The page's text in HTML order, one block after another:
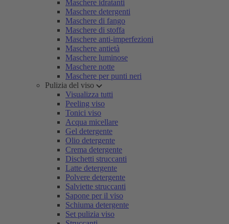
Maschere idratanti
Maschere detergenti
Maschere di fango
Maschere di stoffa
Maschere anti-imperfezioni
Maschere antietà
Maschere luminose
Maschere notte
Maschere per punti neri
Pulizia del viso
Visualizza tutti
Peeling viso
Tonici viso
Acqua micellare
Gel detergente
Olio detergente
Crema detergente
Dischetti struccanti
Latte detergente
Polvere detergente
Salviette struccanti
Sapone per il viso
Schiuma detergente
Set pulizia viso